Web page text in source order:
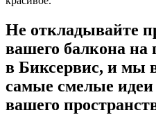
Не откладывайте
вашего балкона на
в Биксервис, и мы
самые смелые идеи
вашего